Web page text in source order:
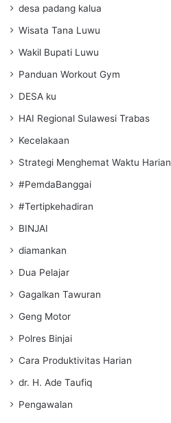
desa padang kalua
Wisata Tana Luwu
Wakil Bupati Luwu
Panduan Workout Gym
DESA ku
HAI Regional Sulawesi Trabas
Kecelakaan
Strategi Menghemat Waktu Harian
#PemdaBanggai
#Tertipkehadiran
BINJAI
diamankan
Dua Pelajar
Gagalkan Tawuran
Geng Motor
Polres Binjai
Cara Produktivitas Harian
dr. H. Ade Taufiq
Pengawalan